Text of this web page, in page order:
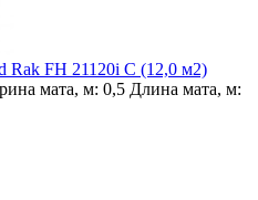
Rak FH 21120i С (12,0 м2)
мата, м: 0,5 Длина мата, м: